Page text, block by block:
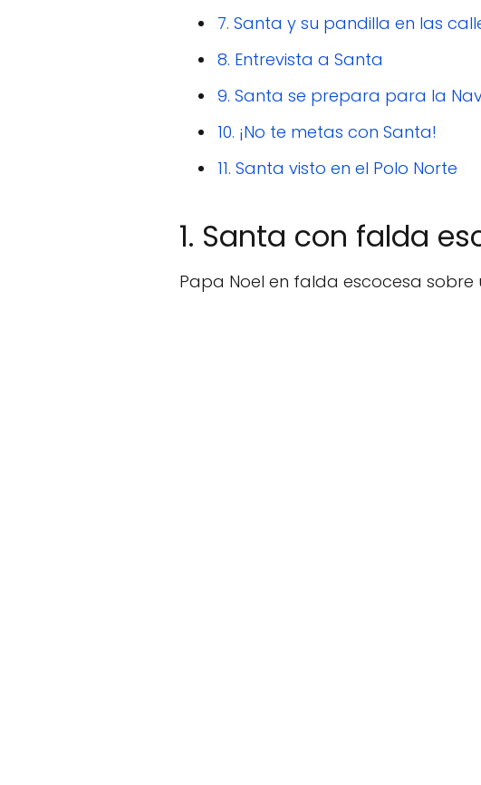
7. Santa y su pandilla en las
8. Entrevista a Santa
9. Santa se prepara para la
10. ¡No te metas con Santa!
11. Santa visto en el Polo Norte
1. Santa con falda
Papa Noel en falda escocesa